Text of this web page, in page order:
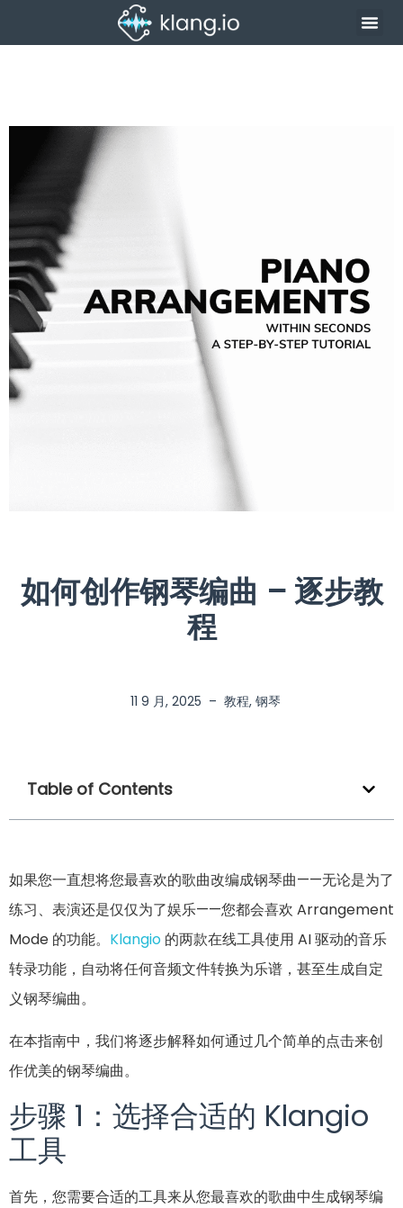
如何创作钢琴编曲 – 逐步教
程
11 9 月, 2025 – 教程, 钢琴
Table of Contents
如果您一直想将您最喜欢的歌曲改编成钢琴曲——无论是为了
练习、表演还是仅仅为了娱乐——您都会喜欢 Arrangement
Mode 的功能。 Klangio 的两款在线工具使用 AI 驱动的音乐
转录功能，自动将任何音频文件转换为乐谱，甚至生成自定
义钢琴编曲。
在本指南中，我们将逐步解释如何通过几个简单的点击来创
作优美的钢琴编曲。
步骤 1：选择合适的 Klangio
工具
首先，您需要合适的工具来从您最喜欢的歌曲中生成钢琴编